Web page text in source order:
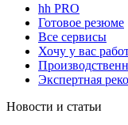
hh PRO
Готовое резюме
Все сервисы
Хочу у вас
Экспертная
Новости и статьи